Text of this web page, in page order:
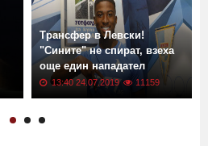
Трансфер в Левски!
"Сините" не спират, взеха
още един нападател
13:40 24.07.2019 11159